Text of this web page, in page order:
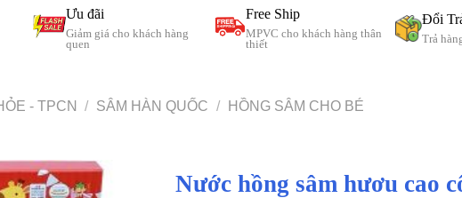
Ưu đãi
Giảm giá cho khách hàng
quen
Free Ship
MPVC cho khách hàng thân
thiết
Đổi
Trả
- TPCN / SÂM HÀN QUỐC / HỒNG SÂM CHO BÉ
Nước hồng sâm hươu cao